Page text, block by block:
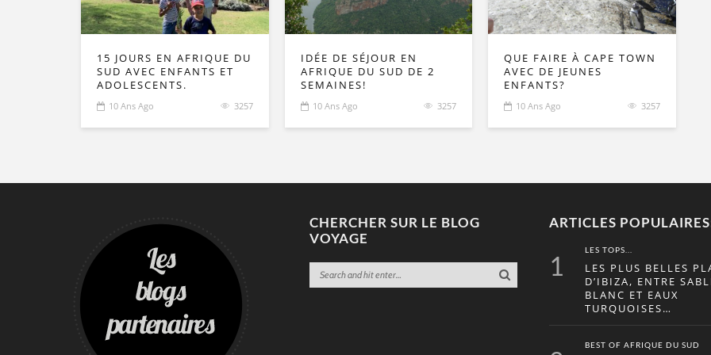
15 JOURS EN AFRIQUE DU
SUD AVEC ENFANTS ET
ADOLESCENTS.
10 Ans Ago 3257
IDÉE DE SÉJOUR EN
AFRIQUE DU SUD DE 2
SEMAINES!
10 Ans Ago 3257
QUE FAIRE À CAPE TOWN
AVEC DE JEUNES
ENFANTS?
10 Ans Ago 3257
CHERCHER SUR LE BLOG
VOYAGE
ARTICLES
1
LES TOPS...
LES PLUS BELLES
D’IBIZA, ENTRE
BLANC ET EAUX
TURQUOISES…
BEST OF AFRIQUE DU SUD